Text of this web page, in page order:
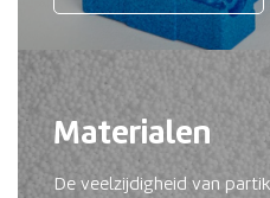
Materialen
De veelzijdigheid van